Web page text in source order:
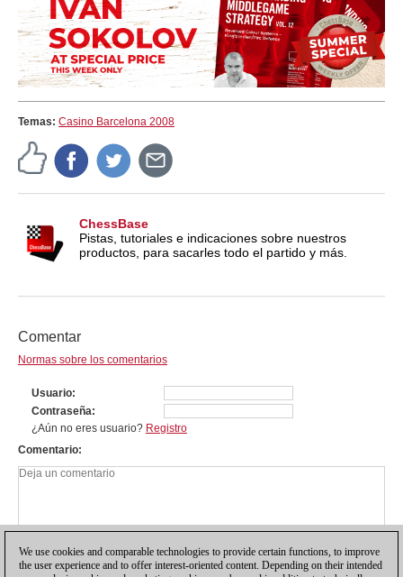
Temas: Casino Barcelona 2008
ChessBase
Pistas, tutoriales e indicaciones sobre nuestros
productos, para sacarles todo el partido y más.
Comentar
Normas sobre los comentarios
Usuario
Contraseña
¿Aún no eres usuario? Registro
Comentario
We use cookies and comparable technologies to provide certain functions, to improve
the user experience and to offer interest-oriented content. Depending on their intended